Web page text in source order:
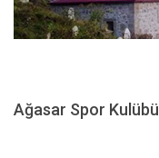
Ağasar Spor Kulübü